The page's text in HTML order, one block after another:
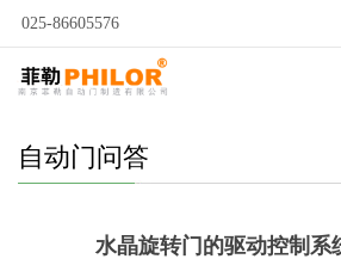
025-86605576
自动门
自动门问答
水晶旋转门的驱动控制系